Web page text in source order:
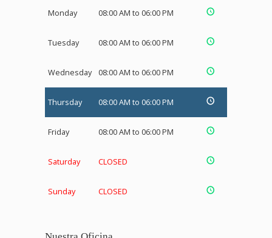
Monday 08:00 AM to 06:00 PM
Tuesday 08:00 AM to 06:00 PM
Wednesday 08:00 AM to 06:00 PM
Thursday 08:00 AM to 06:00 PM
Friday 08:00 AM to 06:00 PM
Saturday CLOSED
Sunday CLOSED